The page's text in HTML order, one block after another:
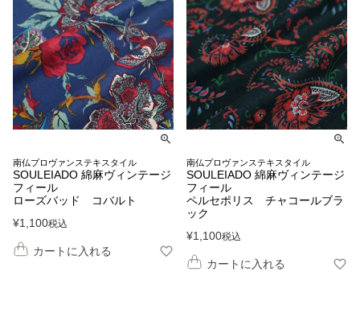
南仏プロヴァンステキスタイル
SOULEIADO 綿麻ヴィンテージ
フィール
ローズバッド コバルト
¥1,100税込
カートに入れる
南仏プロヴァンステキスタイル
SOULEIADO 綿麻ヴィンテージ
フィール
ペルセポリス チャコールブラ
ック
¥1,100税込
カートに入れる